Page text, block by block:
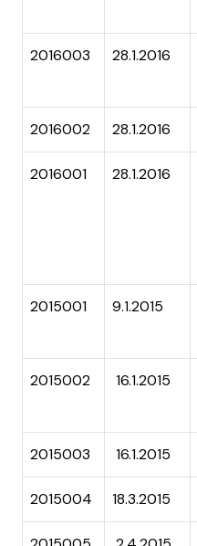
2016003 28.1.2016
2016002 28.1.2016
2016001 28.1.2016
2015001 9.1.2015
2015002 16.1.2015
2015003 16.1.2015
2015004 18.3.2015